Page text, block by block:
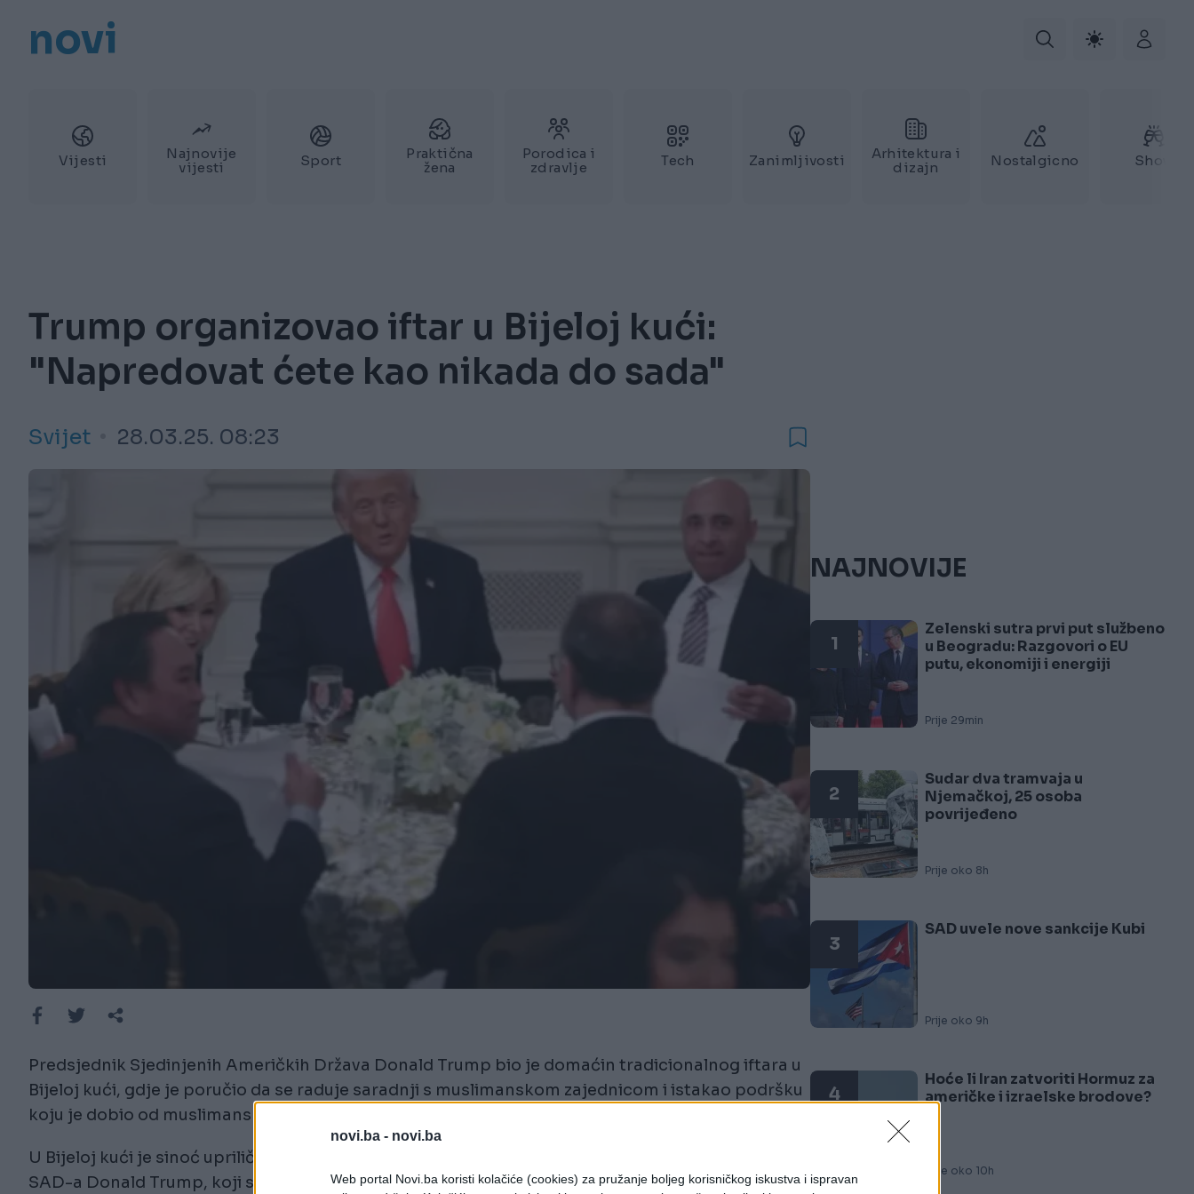
novi.ba - novi.ba
Web portal Novi.ba koristi kolačiće (cookies) za pružanje boljeg korisničkog iskustva i ispravan
novi
Vijesti
Najnovije
vijesti
Sport
Praktična
žena
Porodica i
zdravlje
Tech Zanimljivosti
Arhitektura i
dizajn
Nostalgicno Show
Trump organizovao iftar u Bijeloj kući:
"Napredovat ćete kao nikada do sada"
Svijet 28.03.25. 08:23
Predsjednik Sjedinjenih Američkih Država Donald Trump bio je domaćin tradicionalnog iftara u
Bijeloj kući, gdje je poručio da se raduje saradnji s muslimanskom zajednicom i istakao podršku
koju je dobio od muslimanskih lidera
U Bijeloj kući je sinoć upriličen tradicionalni iftar, a domaćin ovog događaja bio je predsjednik
SAD-a Donald Trump, koji se prisutnima obratio prigodnim govorom.
NAJNOVIJE
1
Zelenski sutra prvi put službeno
u Beogradu: Razgovori o EU
putu, ekonomiji i energiji
Prije 29min
2
Sudar dva tramvaja u
Njemačkoj, 25 osoba
povrijeđeno
Prije oko 8h
3
SAD uvele nove sankcije Kubi
Prije oko 9h
4
Hoće li Iran zatvoriti Hormuz za
američke i izraelske brodove?
Prije oko 10h